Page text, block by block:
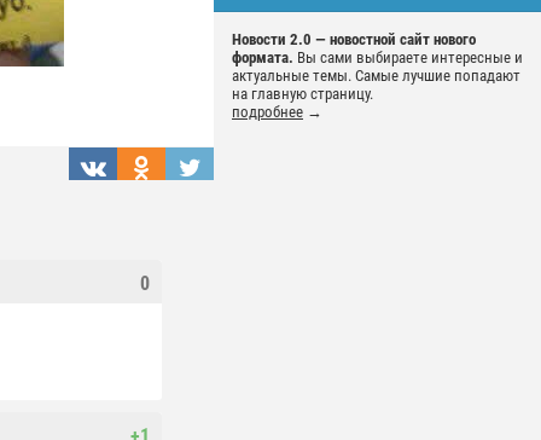
Новости 2.0 — новостной сайт нового
формата. Вы сами выбираете интересные и
актуальные темы. Самые лучшие попадают
на главную страницу.
подробнее →
0